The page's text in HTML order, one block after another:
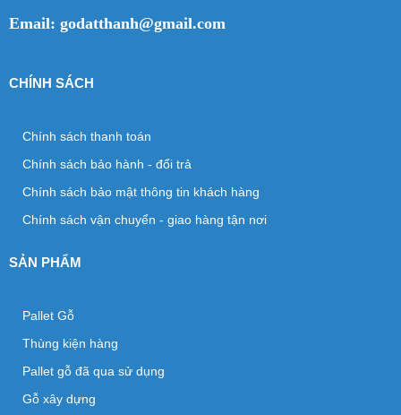
Email: godatthanh@gmail.com
CHÍNH SÁCH
Chính sách thanh toán
Chính sách bảo hành - đổi trả
Chính sách bảo mật thông tin khách hàng
Chính sách vận chuyển - giao hàng tận nơi
SẢN PHẨM
Pallet Gỗ
Thùng kiện hàng
Pallet gỗ đã qua sử dụng
Gỗ xây dựng